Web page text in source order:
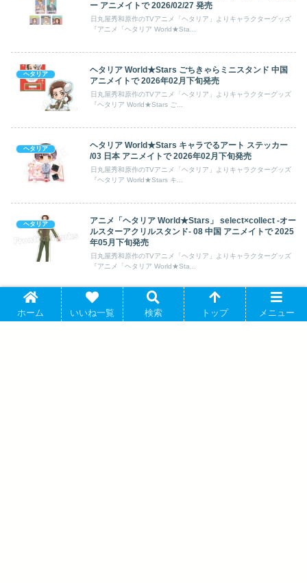
ー アニメイトで 2026/02/27 発売
日丸屋秀和原作のTVアニメ「ヘタリア」よりキャラクターグッズ
『アニメ「ヘタリア World★Sta...
ヘタリア
ヘタリア World★Stars ごちきゃらミニスタンド 中国
アニメイトで 2026年02月下旬発売
日丸屋秀和原作のTVアニメ「ヘタリア」よりキャラクターグッズ
『ヘタリア World★Stars ご...
ヘタリア
ヘタリア World★Stars キャラでるアート ステッカー
/03 日本 アニメイトで 2026年02月下旬発売
日丸屋秀和原作のTVアニメ「ヘタリア」よりキャラクターグッズ
『ヘタリア World★Stars キ...
ヘタリア
アニメ「ヘタリア World★Stars」 select×collect -オー
ルスターアクリルスタンド- 08 中国 アニメイトで 2025
年05月下旬発売
日丸屋秀和原作のTVアニメ「ヘタリア」よりキャラクターグッズ
『アニメ「ヘタリア World★Sta...
ヘタリア
アニメ「ヘタリア World★Stars」 バレエコアStyle ダ
イカットステッカー アニメイトで 2026年03月発売
ホーム いいね一覧 検索 トップ メニュー